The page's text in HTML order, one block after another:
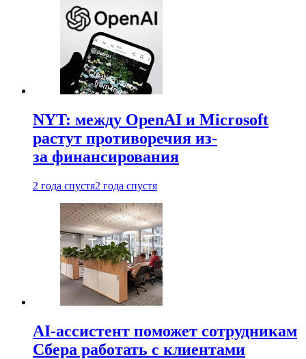
NYT: между OpenAI и Microsoft
растут противоречия из-
за финансирования
2 года спустя2 года спустя
AI-ассистент поможет сотрудникам
Сбера работать с клиентами